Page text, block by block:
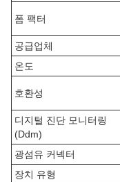
폼 팩터
공급업체
온도
호환성
디지털 진단 모니터링
(Ddm)
광섬유 커넥터
장치 유형